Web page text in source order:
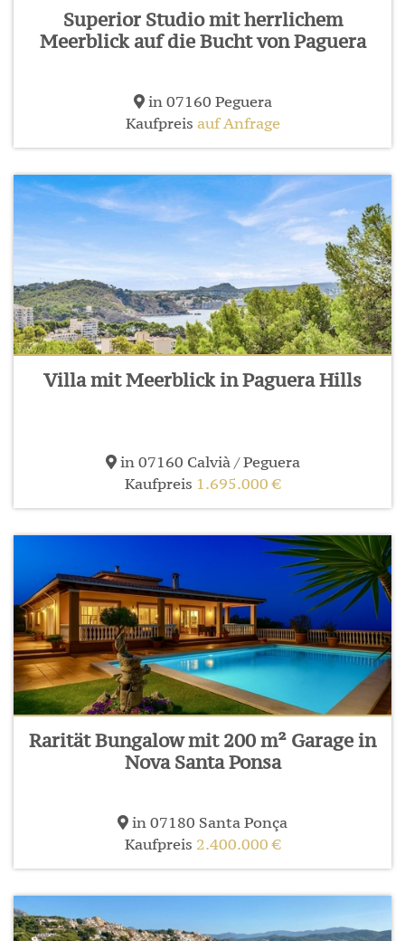
Superior Studio mit herrlichem
Meerblick auf die Bucht von Paguera
in 07160 Peguera
Kaufpreis auf Anfrage
Villa mit Meerblick in Paguera Hills
in 07160 Calvià / Peguera
Kaufpreis 1.695.000 €
Rarität Bungalow mit 200 m² Garage in
Nova Santa Ponsa
in 07180 Santa Ponça
Kaufpreis 2.400.000 €